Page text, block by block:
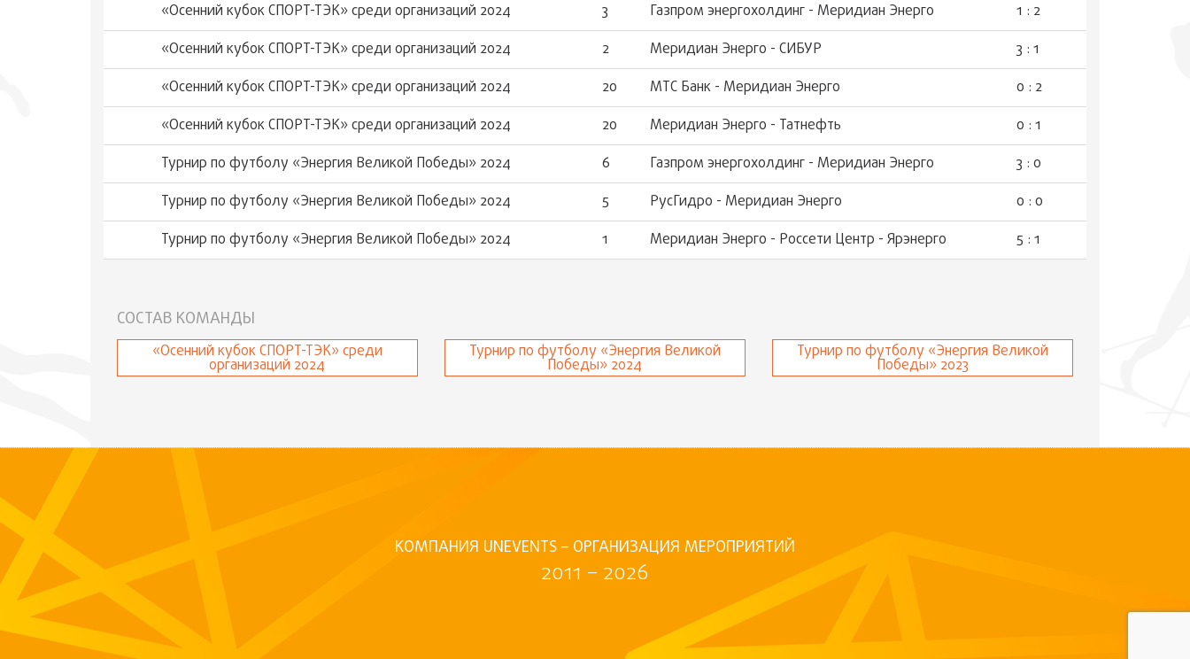
«Осенний кубок СПОРТ-ТЭК» среди организаций 2024
3 Газпром энергохолдинг - Меридиан Энерго
1 : 2
«Осенний кубок СПОРТ-ТЭК» среди организаций 2024
2 Меридиан Энерго - СИБУР
3 : 1
«Осенний кубок СПОРТ-ТЭК» среди организаций 2024
20 МТС Банк - Меридиан Энерго
0 : 2
«Осенний кубок СПОРТ-ТЭК» среди организаций 2024
20 Меридиан Энерго - Татнефть
0 : 1
Турнир по футболу «Энергия Великой Победы» 2024
6 Газпром энергохолдинг - Меридиан Энерго
3 : 0
Турнир по футболу «Энергия Великой Победы» 2024
5 РусГидро - Меридиан Энерго
0 : 0
Турнир по футболу «Энергия Великой Победы» 2024
1 Меридиан Энерго - Россети Центр - Ярэнерго 5 : 1
СОСТАВ КОМАНДЫ
«Осенний кубок СПОРТ-ТЭК» среди
организаций 2024
Турнир по футболу «Энергия Великой
Победы» 2024
Турнир по футболу «Энергия Великой
Победы» 2023
КОМПАНИЯ UNEVENTS – ОРГАНИЗАЦИЯ МЕРОПРИЯТИЙ
2011 – 2026